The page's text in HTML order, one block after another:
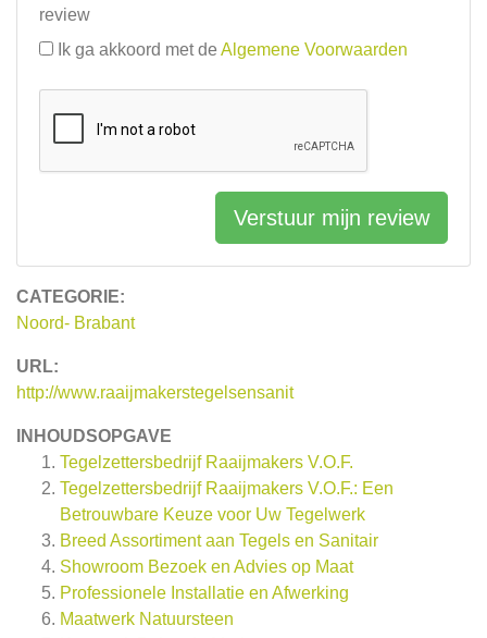
CATEGORIE:
Noord- Brabant
URL:
http://www.raaijmakerstegelsensanit
INHOUDSOPGAVE
Tegelzettersbedrijf Raaijmakers V.O.F.
Tegelzettersbedrijf Raaijmakers V.O.F.: Een
Betrouwbare Keuze voor Uw Tegelwerk
Breed Assortiment aan Tegels en Sanitair
Showroom Bezoek en Advies op Maat
Professionele Installatie en Afwerking
Maatwerk Natuursteen
review
Ik ga akkoord met de Algemene Voorwaarden
Verstuur mijn review